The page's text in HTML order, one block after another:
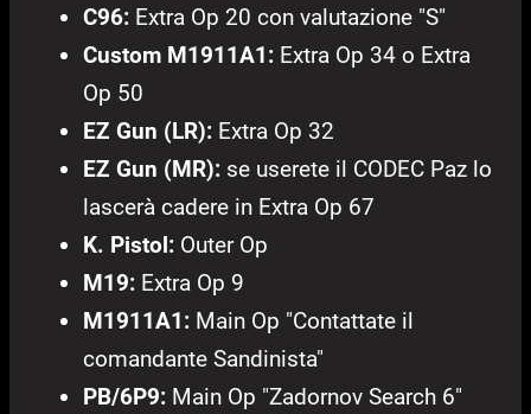
C96: Extra Op 20 con valutazione "S"
Custom M1911A1: Extra Op 34 o Extra
Op 50
EZ Gun (LR): Extra Op 32
EZ Gun (MR): se userete il CODEC Paz lo
lascerà cadere in Extra Op 67
K. Pistol: Outer Op
M19: Extra Op 9
M1911A1: Main Op "Contattate il
comandante Sandinista"
PB/6P9: Main Op "Zadornov Search 6"